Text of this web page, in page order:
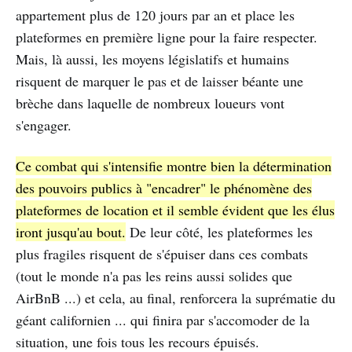
appartement plus de 120 jours par an et place les
plateformes en première ligne pour la faire respecter.
Mais, là aussi, les moyens législatifs et humains
risquent de marquer le pas et de laisser béante une
brèche dans laquelle de nombreux loueurs vont
s'engager.
Ce combat qui s'intensifie montre bien la détermination
des pouvoirs publics à "encadrer" le phénomène des
plateformes de location et il semble évident que les élus
iront jusqu'au bout. De leur côté, les plateformes les
plus fragiles risquent de s'épuiser dans ces combats
(tout le monde n'a pas les reins aussi solides que
AirBnB ...) et cela, au final, renforcera la suprématie du
géant californien ... qui finira par s'accomoder de la
situation, une fois tous les recours épuisés.